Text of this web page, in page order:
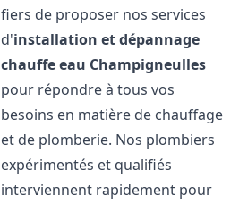
fiers de proposer nos services
d'installation et dépannage
chauffe eau Champigneulles
pour répondre à tous vos
besoins en matière de chauffage
et de plomberie. Nos plombiers
expérimentés et qualifiés
interviennent rapidement pour